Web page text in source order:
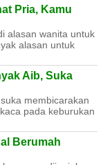
Pria, Kamu
alasan wanita untuk
alasan untuk
Aib, Suka
membicarakan
pada keburukan
Berumah